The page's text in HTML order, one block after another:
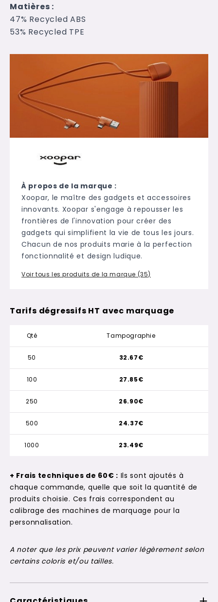
Matières :
47% Recycled ABS
53% Recycled TPE
À propos de la marque :
Xoopar, le maître des gadgets et accessoires
innovants. Xoopar s'engage à repousser les
frontières de l'innovation pour créer des
gadgets qui simplifient la vie de tous les jours.
Chacun de nos produits marie à la perfection
fonctionnalité et design ludique.
Voir tous les produits de la marque (35)
Tarifs dégressifs HT avec marquage
Qté Tampographie
50
100
250
500
1000
32.67€
27.85€
26.90€
24.37€
23.49€
+ Frais techniques de 60€ : Ils sont ajoutés à
chaque commande, quelle que soit la quantité de
produits choisie. Ces frais correspondent au
calibrage des machines de marquage pour la
personnalisation.
A noter que les prix peuvent varier légèrement selon
certains coloris et/ou tailles.